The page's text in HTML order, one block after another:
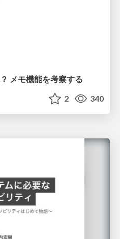
メモ機能を考察する
2 340